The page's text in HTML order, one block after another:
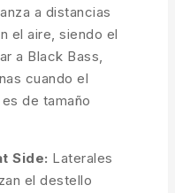
a distancias
el aire, siendo el
a Black Bass,
cuando el
de tamaño
Side: Laterales
el destello